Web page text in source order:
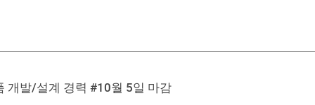
개발/설계 경력 #10월 5일 마감